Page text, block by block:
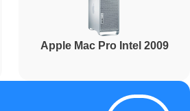
Apple Mac Pro Intel 2009